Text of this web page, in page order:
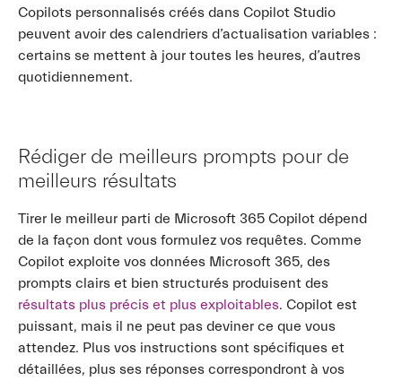
Copilots personnalisés créés dans Copilot Studio
peuvent avoir des calendriers d’actualisation variables :
certains se mettent à jour toutes les heures, d’autres
quotidiennement.
Rédiger de meilleurs prompts pour de
meilleurs résultats
Tirer le meilleur parti de Microsoft 365 Copilot dépend
de la façon dont vous formulez vos requêtes. Comme
Copilot exploite vos données Microsoft 365, des
prompts clairs et bien structurés produisent des
résultats plus précis et plus exploitables. Copilot est
puissant, mais il ne peut pas deviner ce que vous
attendez. Plus vos instructions sont spécifiques et
détaillées, plus ses réponses correspondront à vos